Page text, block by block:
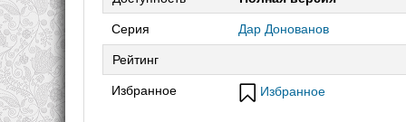
Серия Дар Донованов
Рейтинг
Избранное Избранное